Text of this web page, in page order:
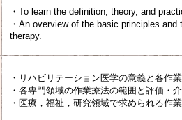
・To learn the definition, theory, and
・An overview of the basic principles
therapy.
・リハビリテーション医学の意義と各作
・各専門領域の作業療法の範囲と評価・
・医療，福祉，研究領域で求められる作